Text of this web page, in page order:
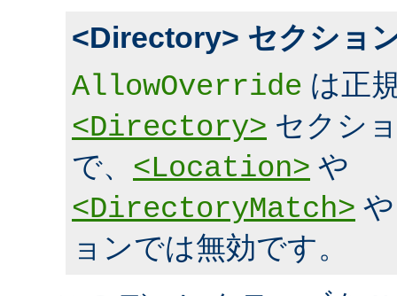
<Directory> セクショ
AllowOverride は正
<Directory> セクシ
で、 <Location> や
<DirectoryMatch>
ョンでは無効です。